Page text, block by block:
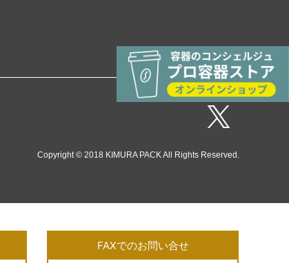
Copyright © 2018 KIMURA PACK All Rights Reserved.
FAXでのお問い合せ